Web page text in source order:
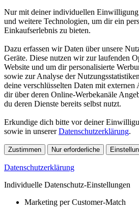
Nur mit deiner individuellen
und weitere Technologien, um dir ein
Einkaufserlebnis zu bieten.
Dazu erfassen wir Daten über unsere
Geräte. Diese nutzen wir zur laufenden
Website und um dir personalisierte
sowie zur Analyse der
deine verschlüsselten Daten mit
dir über deren Online-Werbekanäle
du deren Dienste bereits selbst nutzt.
Erkundige dich bitte vor deiner
sowie in unsererDatenschutzerklärung.
Zustimmen Nur erforderliche
Datenschutzerklärung
Individuelle Datenschutz-Einstellungen
Marketing per Customer-Match